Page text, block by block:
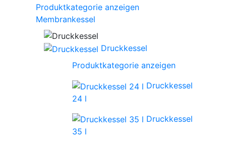
Produktkategorie anzeigen
Membrankessel
Druckkessel
Produktkategorie anzeigen
Druckkessel
24 l
Druckkessel
35 l